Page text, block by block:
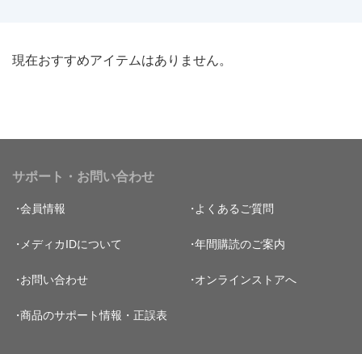
現在おすすめアイテムはありません。
サポート・お問い合わせ
会員情報 よくあるご質問
メディカIDについて 年間購読のご案内
お問い合わせ オンラインストアへ
商品のサポート情報・正誤表